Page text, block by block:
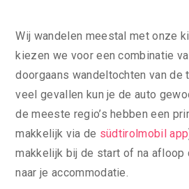
Wij wandelen meestal met onze
kiezen we voor een combinatie
doorgaans wandeltochten van de
veel gevallen kun je de auto
de meeste regio’s hebben een
makkelijk via de südtirolmobil app
makkelijk bij de start of na afloop
naar je accommodatie.